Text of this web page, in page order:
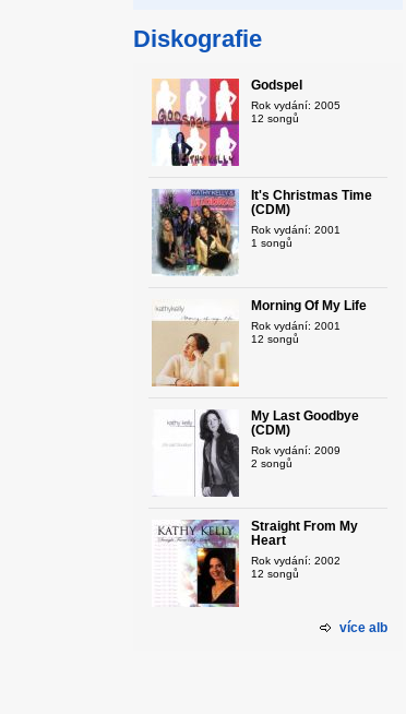
Diskografie
Godspel
Rok vydání: 2005
12 songů
It's Christmas Time
(CDM)
Rok vydání: 2001
1 songů
Morning Of My Life
Rok vydání: 2001
12 songů
My Last Goodbye
(CDM)
Rok vydání: 2009
2 songů
Straight From My
Heart
Rok vydání: 2002
12 songů
více alb